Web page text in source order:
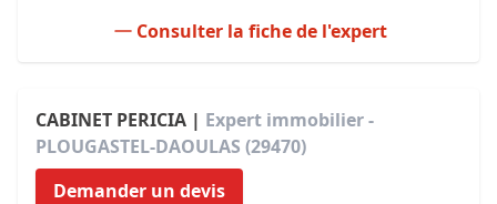
Consulter la fiche de l'expert
CABINET PERICIA | Expert immobilier -
PLOUGASTEL-DAOULAS (29470)
Demander un devis